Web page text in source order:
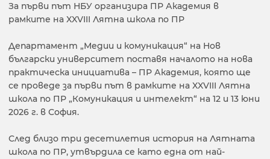
За първи път НБУ организира ПР Академия в
рамките на XXVIII Лятна школа по ПР
Департамент „Медии и комуникация“ на Нов
български университет поставя началото на нова
практическа инициатива – ПР Академия, която ще
се проведе за първи път в рамките на XXVIII Лятна
школа по ПР „Комуникация и интелект“ на 12 и 13 юни
2026 г. в София.
След близо три десетилетия история на Лятната
школа по ПР, утвърдила се като една от най-